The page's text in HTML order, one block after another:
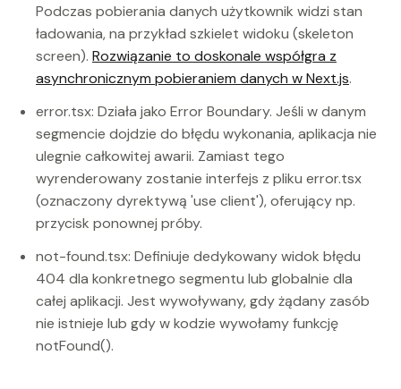
Podczas pobierania danych użytkownik widzi stan
ładowania, na przykład szkielet widoku (skeleton
screen). Rozwiązanie to doskonale współgra z
asynchronicznym pobieraniem danych w Next.js.
error.tsx: Działa jako Error Boundary. Jeśli w danym
segmencie dojdzie do błędu wykonania, aplikacja nie
ulegnie całkowitej awarii. Zamiast tego
wyrenderowany zostanie interfejs z pliku error.tsx
(oznaczony dyrektywą 'use client'), oferujący np.
przycisk ponownej próby.
not-found.tsx: Definiuje dedykowany widok błędu
404 dla konkretnego segmentu lub globalnie dla
całej aplikacji. Jest wywoływany, gdy żądany zasób
nie istnieje lub gdy w kodzie wywołamy funkcję
notFound().